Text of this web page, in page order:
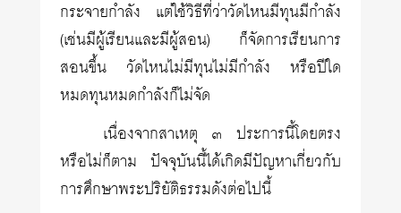
กระจายกำลัง แต่ใช้วิธีที่ว่าวัดไหนมีทุนมีกำลัง
(เช่นมีผู้เรียนและมีผู้สอน) ก็จัดการเรียนการ
สอนขึ้น วัดไหนไม่มีทุนไม่มีกำลัง หรือปีใด
หมดทุนหมดกำลังก็ไม่จัด
เนื่องจากสาเหตุ ๓ ประการนี้โดยตรง
หรือไม่ก็ตาม ปัจจุบันนี้ได้เกิดมีปัญหาเกี่ยวกับ
การศึกษาพระปริยัติธรรมดังต่อไปนี้